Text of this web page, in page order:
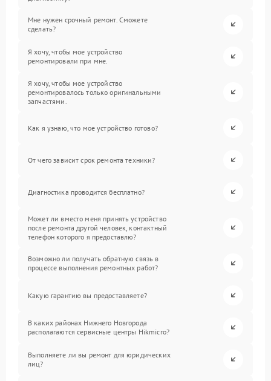
Мне нужен срочный ремонт. Сможете
сделать?
Я хочу, чтобы мое устройство
ремонтировали при мне.
Я хочу, чтобы мое устройство
ремонтировалось только оригинальными
запчастями.
Как я узнаю, что мое устройство готово?
От чего зависит срок ремонта техники?
Диагностика проводится бесплатно?
Может ли вместо меня принять устройство
после ремонта другой человек, контактный
телефон которого я предоставлю?
Возможно ли получать обратную связь в
процессе выполнения ремонтных работ?
Какую гарантию вы предоставляете?
В каких районах Нижнего Новгорода
располагаются сервисные центры Hikmicro?
Выполняете ли вы ремонт для юридических
лиц?